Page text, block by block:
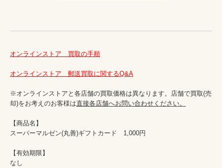
オンラインストア　買取の手順
オンラインストア　郵送買取に関するQ&A
※オンラインストアと各店舗の買取価格は異なります。店舗で買取(売
却)をお考えのお客様は直接各店舗へお問い合わせください。
【商品名】
スーパーマルゼン(丸善)ギフトカード　1,000円
【有効期限】
なし